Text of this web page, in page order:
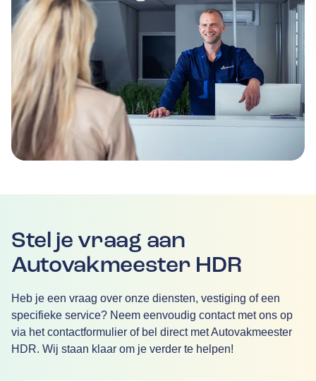
Stel je vraag aan
Autovakmeester HDR
Heb je een vraag over onze diensten, vestiging of een
specifieke service? Neem eenvoudig contact met ons op
via het contactformulier of bel direct met Autovakmeester
HDR. Wij staan klaar om je verder te helpen!